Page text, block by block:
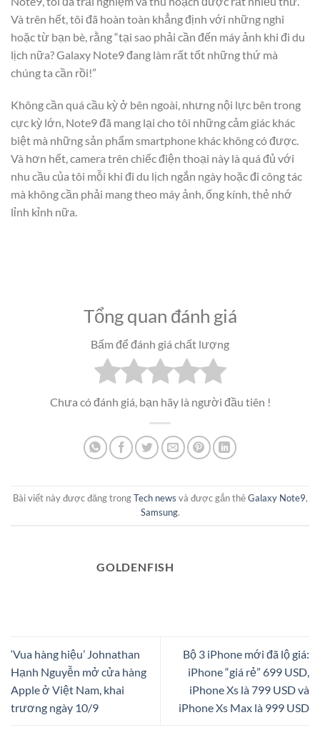
Và trên hết, tôi đã hoàn toàn khẳng định với những nghi
hoặc từ bạn bè, rằng “tại sao phải cần đến máy ảnh khi đi du
lịch nữa? Galaxy Note9 đang làm rất tốt những thứ mà
chúng ta cần rồi!”
Không cần quá cầu kỳ ở bên ngoài, nhưng nội lực bên trong
cực kỳ lớn, Note9 đã mang lại cho tôi những cảm giác khác
biệt mà những sản phẩm smartphone khác không có được.
Và hơn hết, camera trên chiếc điện thoại này là quá đủ với
nhu cầu của tôi mỗi khi đi du lịch ngắn ngày hoặc đi công tác
mà không cần phải mang theo máy ảnh, ống kính, thẻ nhớ
lỉnh kỉnh nữa.
Tổng quan đánh giá
Bấm để đánh giá chất lượng
Chưa có đánh giá, bạn hãy là người đầu tiên !
Bài viết này được đăng trongTech news và được gắn thẻGalaxy Note9,
Samsung.
GOLDENFISH
‘Vua hàng hiệu’ Johnathan
Hạnh Nguyễn mở cửa hàng
Apple ở Việt Nam, khai
trương ngày 10/9
Bộ 3 iPhone mới đã lộ giá:
iPhone “giá rẻ” 699 USD,
iPhone Xs là 799 USD và
iPhone Xs Max là 999 USD